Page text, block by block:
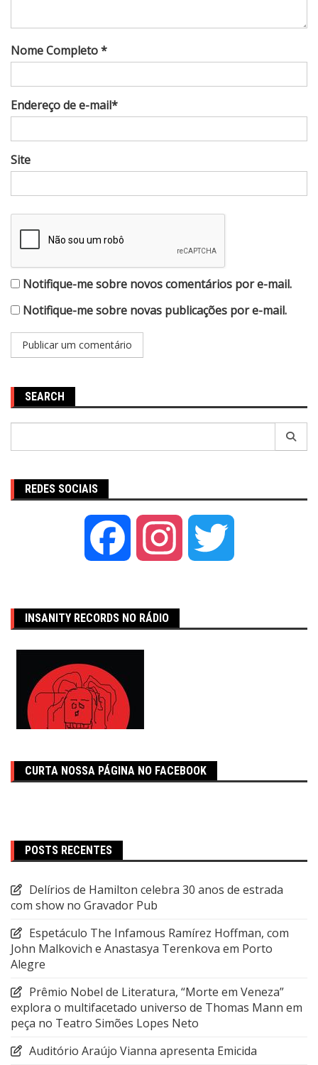
Nome Completo *
Endereço de e-mail*
Site
Notifique-me sobre novos comentários por e-mail.
Notifique-me sobre novas publicações por e-mail.
SEARCH
REDES SOCIAIS
Facebook Instagram
INSANITY RECORDS NO RÁDIO
CURTA NOSSA PÁGINA NO FACEBOOK
POSTS RECENTES
Delírios de Hamilton celebra 30 anos de estrada
com show no Gravador Pub
Espetáculo The Infamous Ramírez Hoffman, com
John Malkovich e Anastasya Terenkova em Porto
Alegre
Prêmio Nobel de Literatura, “Morte em Veneza”
explora o multifacetado universo de Thomas Mann em
peça no Teatro Simões Lopes Neto
Auditório Araújo Vianna apresenta Emicida